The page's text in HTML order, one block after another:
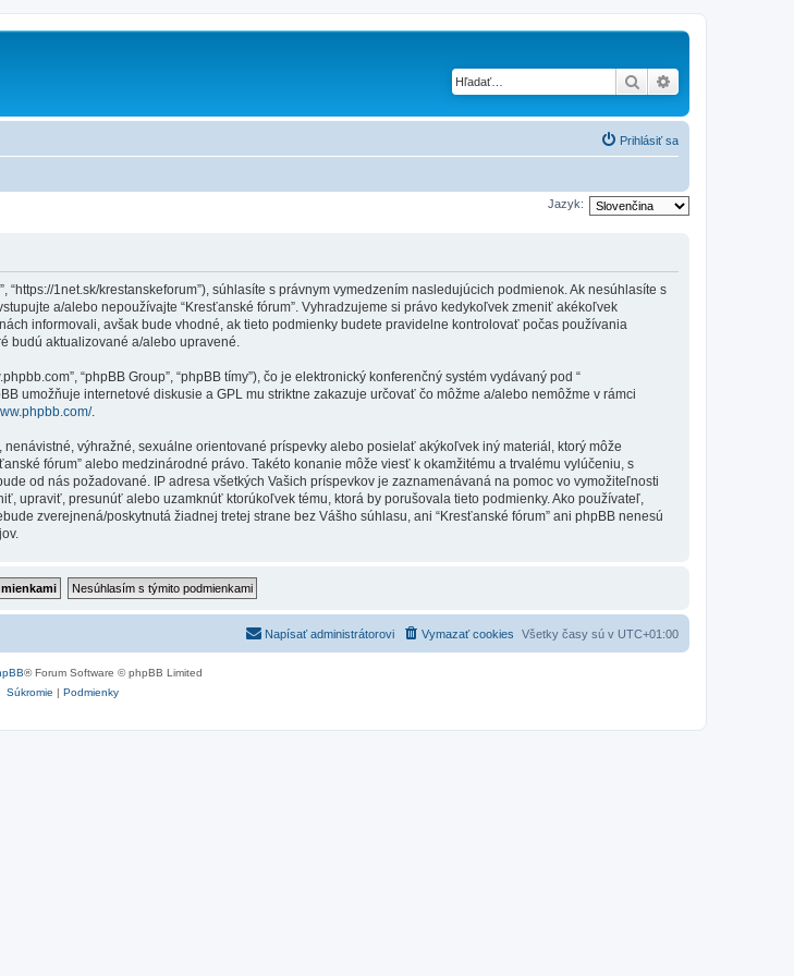
Hľadať
Prihlásiť sa
Jazyk:
“https://1net.sk/krestanskeforum”), súhlasíte s právnym vymedzením nasledujúcich podmienok. Ak nesúhlasíte s
a/alebo nepoužívajte “Kresťanské fórum”. Vyhradzujeme si právo kedykoľvek zmeniť akékoľvek
informovali, avšak bude vhodné, ak tieto podmienky budete pravidelne kontrolovať počas používania
budú aktualizované a/alebo upravené.
“phpBB Group”, “phpBB tímy”), čo je elektronický konferenčný systém vydávaný pod “
umožňuje internetové diskusie a GPL mu striktne zakazuje určovať čo môžme a/alebo nemôžme v rámci
.
výhražné, sexuálne orientované príspevky alebo posielať akýkoľvek iný materiál, ktorý môže
fórum” alebo medzinárodné právo. Takéto konanie môže viesť k okamžitému a trvalému vylúčeniu, s
od nás požadované. IP adresa všetkých Vašich príspevkov je zaznamenávaná na pomoc vo vymožiteľnosti
upraviť, presunúť alebo uzamknúť ktorúkoľvek tému, ktorá by porušovala tieto podmienky. Ako používateľ,
zverejnená/poskytnutá žiadnej tretej strane bez Vášho súhlasu, ani “Kresťanské fórum” ani phpBB nenesú
Všetky časy sú v UTC+01:00
Vymazať cookies
Napísať administrátorovi
® Forum Software © phpBB Limited
Súkromie | Podmienky